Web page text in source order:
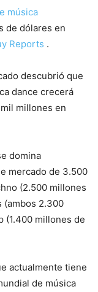
música
de dólares en
Reports .
descubrió que
dance crecerá
millones en
domina
mercado de 3.500
(2.500 millones
(ambos 2.300
(1.400 millones de
actualmente tiene
de música